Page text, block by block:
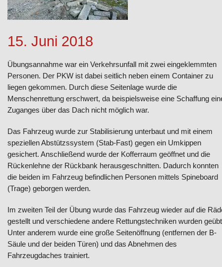
15. Juni 2018
Übungsannahme war ein Verkehrsunfall mit zwei eingeklemmten
Personen. Der PKW ist dabei seitlich neben einem Container zu
liegen gekommen. Durch diese Seitenlage wurde die
Menschenrettung erschwert, da beispielsweise eine Schaffung
Zuganges über das Dach nicht möglich war.
Das Fahrzeug wurde zur Stabilisierung unterbaut und mit einem
speziellen Abstützssystem (Stab-Fast) gegen ein Umkippen
gesichert. Anschließend wurde der Kofferraum geöffnet und die
Rückenlehne der Rückbank herausgeschnitten. Dadurch konnten
die beiden im Fahrzeug befindlichen Personen mittels Spineboard
(Trage) geborgen werden.
Im zweiten Teil der Übung wurde das Fahrzeug wieder auf die
gestellt und verschiedene andere Rettungstechniken wurden
Unter anderem wurde eine große Seitenöffnung (entfernen der B-
Säule und der beiden Türen) und das Abnehmen des
Fahrzeugdaches trainiert.